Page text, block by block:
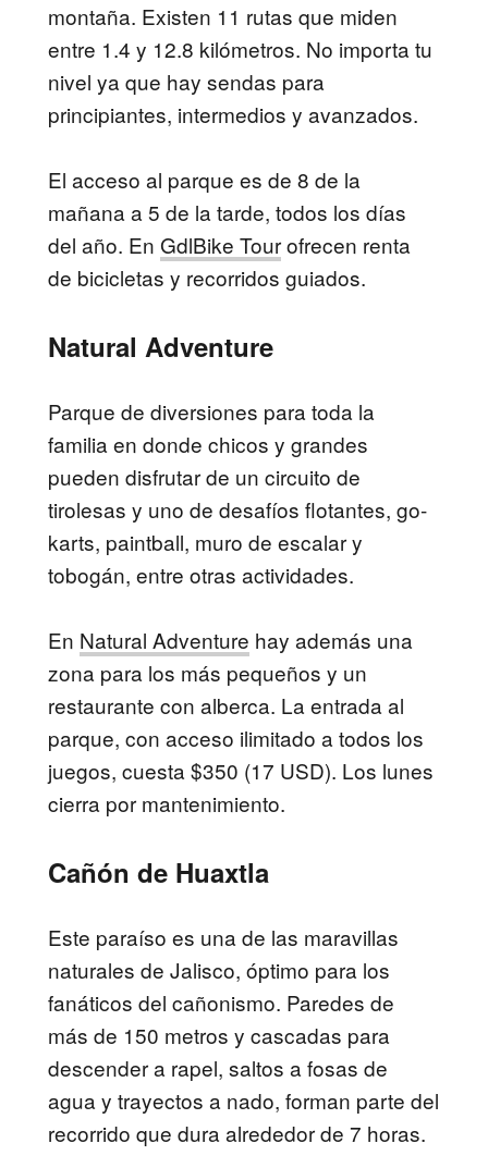
montaña. Existen 11 rutas que miden
entre 1.4 y 12.8 kilómetros. No importa tu
nivel ya que hay sendas para
principiantes, intermedios y avanzados.
El acceso al parque es de 8 de la
mañana a 5 de la tarde, todos los días
del año. En GdlBike Tourofrecen renta
de bicicletas y recorridos guiados.
Natural Adventure
Parque de diversiones para toda la
familia en donde chicos y grandes
pueden disfrutar de un circuito de
tirolesas y uno de desafíos flotantes, go-
karts, paintball, muro de escalar y
tobogán, entre otras actividades.
En Natural Adventure hay además una
zona para los más pequeños y un
restaurante con alberca. La entrada al
parque, con acceso ilimitado a todos los
juegos, cuesta $350 (17 USD). Los lunes
cierra por mantenimiento.
Cañón de Huaxtla
Este paraíso es una de las maravillas
naturales de Jalisco, óptimo para los
fanáticos del cañonismo. Paredes de
más de 150 metros y cascadas para
descender a rapel, saltos a fosas de
agua y trayectos a nado, forman parte del
recorrido que dura alrededor de 7 horas.